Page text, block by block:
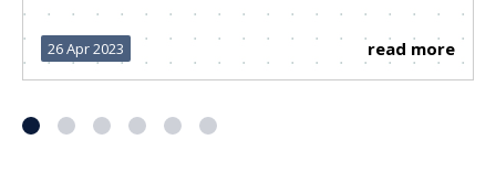
26 Apr 2023 read more